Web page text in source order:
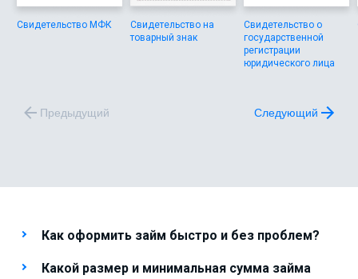
Свидетельство МФК
Свидетельство на
товарный знак
Свидетельство о
государственной
регистрации
юридического лица
Предыдущий Следующий
Как оформить займ быстро и без проблем?
Какой размер и минимальная сумма займа